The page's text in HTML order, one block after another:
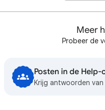
Meer
Probeer de
Posten in de
Krijg antwoorden